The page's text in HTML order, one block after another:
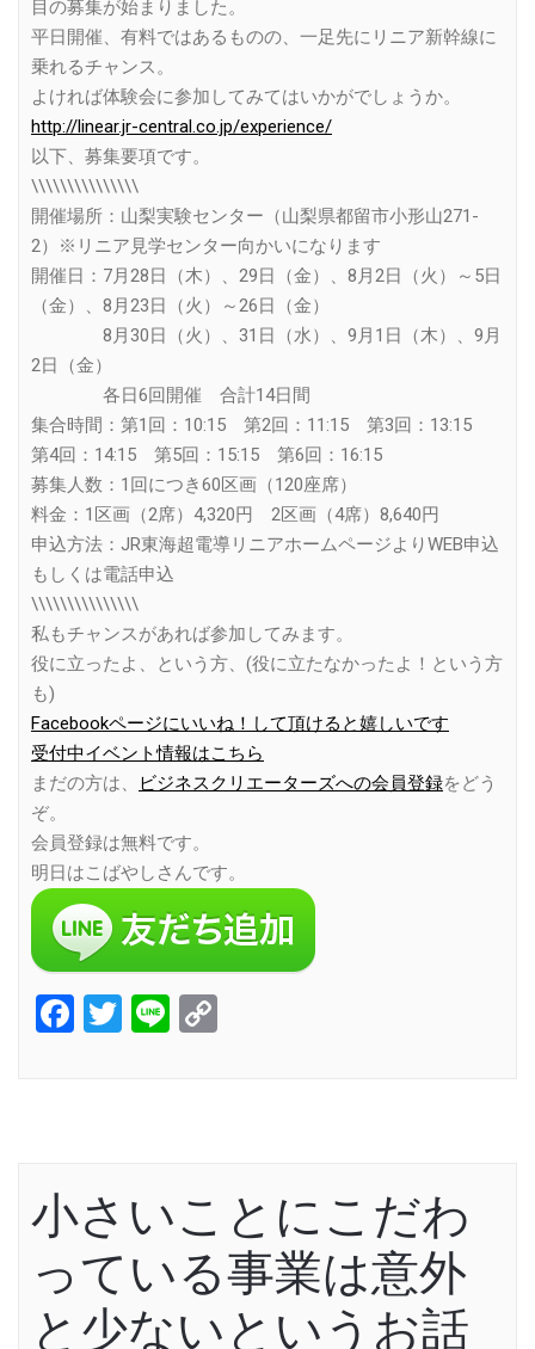
目の募集が始まりました。
平日開催、有料ではあるものの、一足先にリニア新幹線に
乗れるチャンス。
よければ体験会に参加してみてはいかがでしょうか。
http://linear.jr-central.co.jp/experience/
以下、募集要項です。
\\\\\\\\\\\\\\\
開催場所：山梨実験センター（山梨県都留市小形山271-
2）※リニア見学センター向かいになります
開催日：7月28日（木）、29日（金）、8月2日（火）～5日
（金）、8月23日（火）～26日（金）
8月30日（火）、31日（水）、9月1日（木）、9月
2日（金）
各日6回開催 合計14日間
集合時間：第1回：10:15 第2回：11:15 第3回：13:15
第4回：14:15 第5回：15:15 第6回：16:15
募集人数：1回につき60区画（120座席）
料金：1区画（2席）4,320円 2区画（4席）8,640円
申込方法：JR東海超電導リニアホームページよりWEB申込
もしくは電話申込
\\\\\\\\\\\\\\\
私もチャンスがあれば参加してみます。
役に立ったよ、という方、(役に立たなかったよ！という方
も)
Facebookページにいいね！して頂けると嬉しいです
受付中イベント情報はこちら
まだの方は、
ビジネスクリエーターズへの会員登録をどう
ぞ。
会員登録は無料です。
明日はこばやしさんです。
Facebook
Twitter
Line
小さいことにこだわ
っている事業は意外
と少ないというお話